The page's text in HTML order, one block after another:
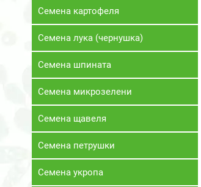
Семена картофеля
Семена лука (чернушка)
Семена шпината
Семена микрозелени
Семена щавеля
Семена петрушки
Семена укропа